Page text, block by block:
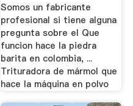
Somos un fabricante
profesional si tiene alguna
pregunta sobre el Que
funcion hace la piedra
barita en colombia, ...
Trituradora de mármol que
hace la máquina en polvo